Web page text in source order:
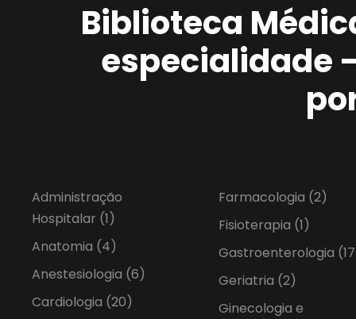
Biblioteca
especialidade
Administração
Hospitalar (1)
Anatomia (4)
Anestesiologia (6)
Cardiologia (20)
Farmacologia (2)
Fisioterapia (1)
Gastroenterologia
Geriatria (2)
Ginecologia e